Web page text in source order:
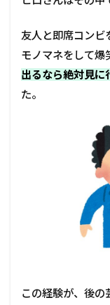
友人と即席コンビ
モノマネをして爆
出るなら絶対見に
た。
この経験が、後の